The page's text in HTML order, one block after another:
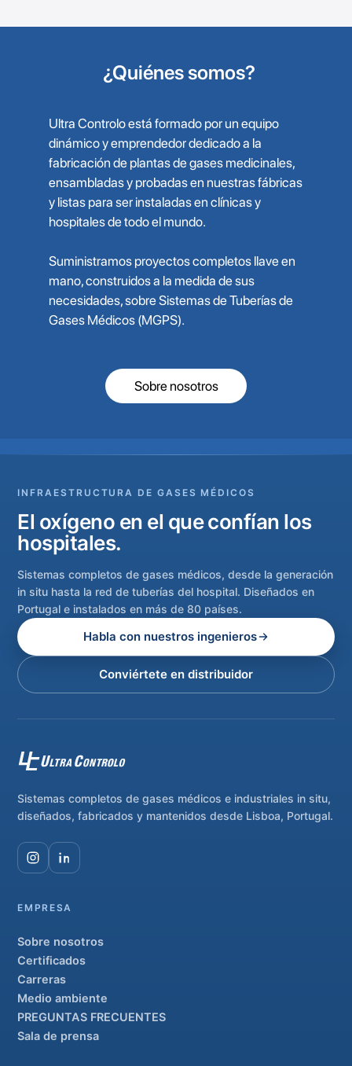
¿Quiénes somos?
Ultra Controlo está formado por un equipo
dinámico y emprendedor dedicado a la
fabricación de plantas de gases medicinales,
ensambladas y probadas en nuestras fábricas
y listas para ser instaladas en clínicas y
hospitales de todo el mundo.
Suministramos proyectos completos llave en
mano, construidos a la medida de sus
necesidades, sobre Sistemas de Tuberías de
Gases Médicos (MGPS).
Sobre nosotros
INFRAESTRUCTURA DE GASES MÉDICOS
El oxígeno en el que confían los
hospitales.
Sistemas completos de gases médicos, desde la generación
in situ hasta la red de tuberías del hospital. Diseñados en
Portugal e instalados en más de 80 países.
Habla con nuestros ingenieros
Conviértete en distribuidor
Sistemas completos de gases médicos e industriales in situ,
diseñados, fabricados y mantenidos desde Lisboa, Portugal.
EMPRESA
Sobre nosotros
Certificados
Carreras
Medio ambiente
PREGUNTAS FRECUENTES
Sala de prensa